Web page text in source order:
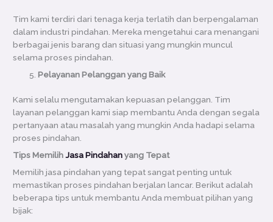
Tim kami terdiri dari tenaga kerja terlatih dan berpengalaman
dalam industri pindahan. Mereka mengetahui cara menangani
berbagai jenis barang dan situasi yang mungkin muncul
selama proses pindahan.
Pelayanan Pelanggan yang Baik
Kami selalu mengutamakan kepuasan pelanggan. Tim
layanan pelanggan kami siap membantu Anda dengan segala
pertanyaan atau masalah yang mungkin Anda hadapi selama
proses pindahan.
Tips MemilihJasa Pindahanyang Tepat
Memilih jasa pindahan yang tepat sangat penting untuk
memastikan proses pindahan berjalan lancar. Berikut adalah
beberapa tips untuk membantu Anda membuat pilihan yang
bijak: